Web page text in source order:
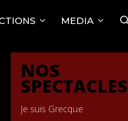
MEDIA
NOS
SPECTACLES
Je suis Grecque